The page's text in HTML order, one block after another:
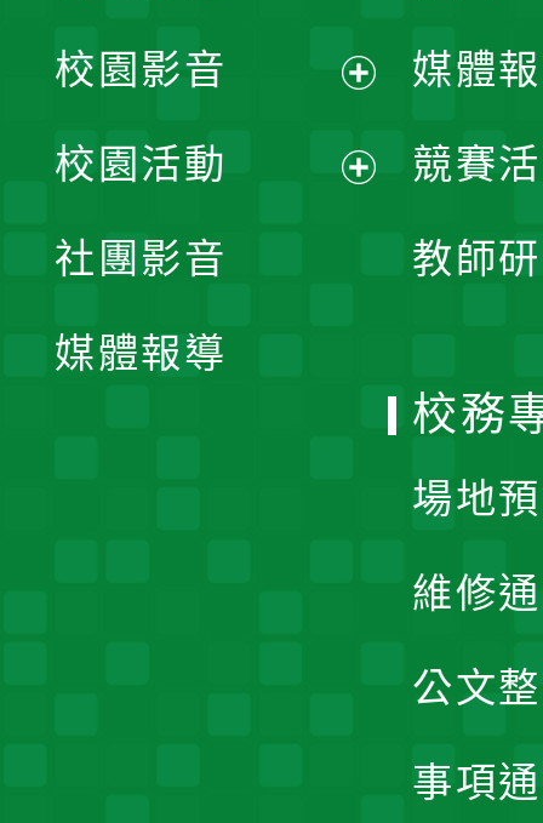
媒體
競賽
教師
校園影音
開
校園活動
社團影音
媒體報導
校務
場地
維修
公文
事項